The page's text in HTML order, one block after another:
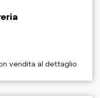
vendita al dettaglio